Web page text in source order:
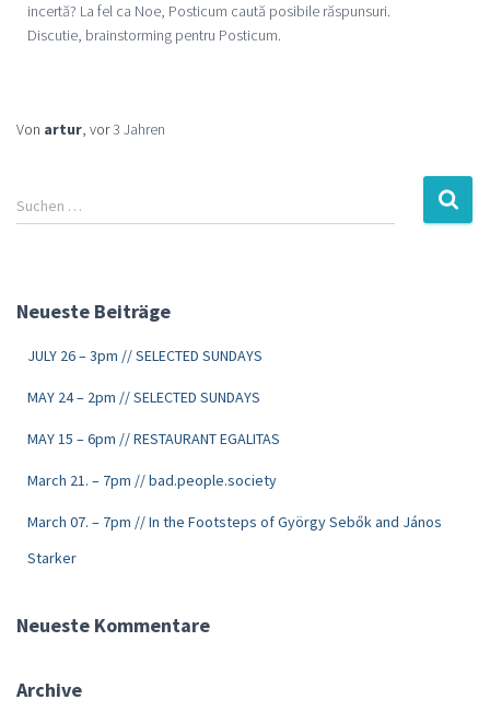
incertă? La fel ca Noe, Posticum caută posibile răspunsuri.
Discutie, brainstorming pentru Posticum.
Von artur, vor3 Jahren
Suchen …
Neueste Beiträge
JULY 26 – 3pm // SELECTED SUNDAYS
MAY 24 – 2pm // SELECTED SUNDAYS
MAY 15 – 6pm // RESTAURANT EGALITAS
March 21. – 7pm // bad.people.society
March 07. – 7pm // In the Footsteps of György Sebők and János
Starker
Neueste Kommentare
Archive